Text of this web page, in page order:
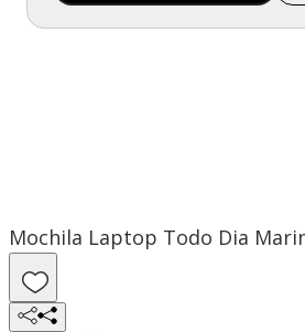
Mochila Laptop Todo Dia